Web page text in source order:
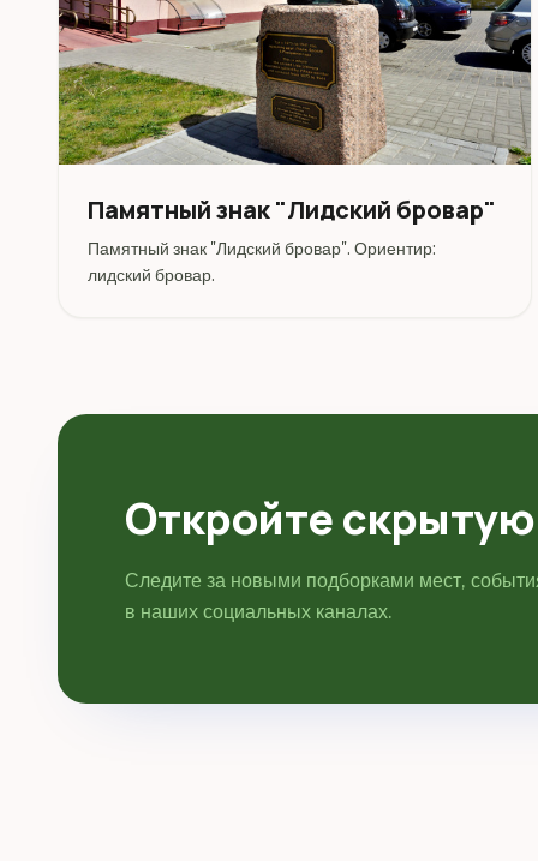
Памятный знак "Лидский бровар"
Памятный знак "Лидский бровар". Ориентир:
лидский бровар.
Откройте
Следите за новыми подборками мест,
в наших социальных каналах.